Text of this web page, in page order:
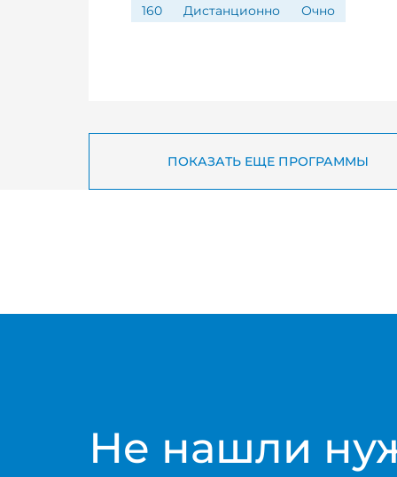
160 Дистанционно Очно
ПОКАЗАТЬ ЕЩЕ ПРОГРАММЫ
Не нашли